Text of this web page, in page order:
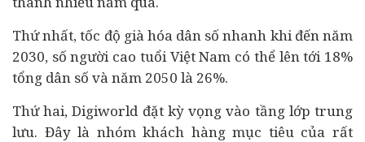
Thứ nhất, tốc độ già hóa dân số nhanh khi đến năm
2030, số người cao tuổi Việt Nam có thể lên tới 18%
tổng dân số và năm 2050 là 26%.
Thứ hai, Digiworld đặt kỳ vọng vào tầng lớp trung
lưu. Đây là nhóm khách hàng mục tiêu của rất